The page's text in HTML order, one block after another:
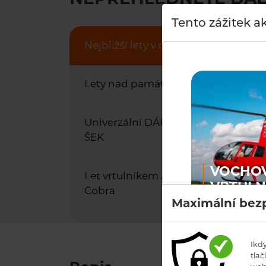
Tento zážitek
Cena od: 7
Nejbližší lety v okolí
Lety nad památkami
Univerzální DÁRKOVÝ
ŠEK
Let vrtulníkem AH-1S
Cobra
Kč
0
Maximální